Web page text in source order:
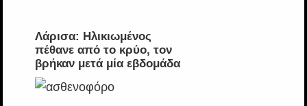
Λάρισα: Ηλικιωμένος
πέθανε από το κρύο, τον
βρήκαν μετά μία εβδομάδα